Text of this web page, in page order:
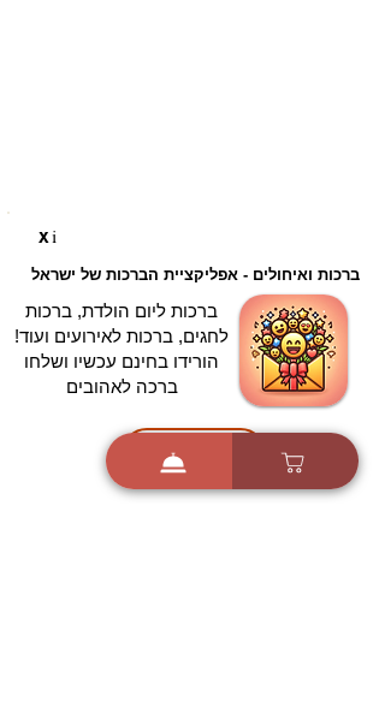
Xi
ברכות ואיחולים - אפליקציית הברכות של ישראל
ברכות ליום הולדת, ברכות
לחגים, ברכות לאירועים ועוד!
הורידו בחינם עכשיו ושלחו
ברכה לאהובים
הורדה